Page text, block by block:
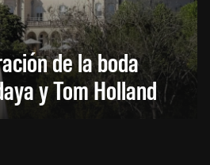
de la boda
y Tom Holland